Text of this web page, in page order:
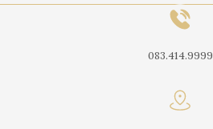
083.414.9999